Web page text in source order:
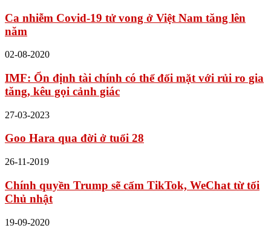
Ca nhiễm Covid-19 tử vong ở Việt Nam tăng lên
năm
02-08-2020
IMF: Ổn định tài chính có thể đối mặt với rủi ro gia
tăng, kêu gọi cảnh giác
27-03-2023
Goo Hara qua đời ở tuổi 28
26-11-2019
Chính quyền Trump sẽ cấm TikTok, WeChat từ tối
Chủ nhật
19-09-2020